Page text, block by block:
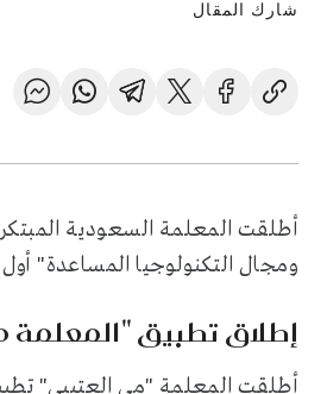
شارك المقال
أطلقت المعلمة السعودية
ومجال التكنولوجيا المساعدة"
إطلاق تطبيق
أطلقت المعلمة "مي العتيبي"